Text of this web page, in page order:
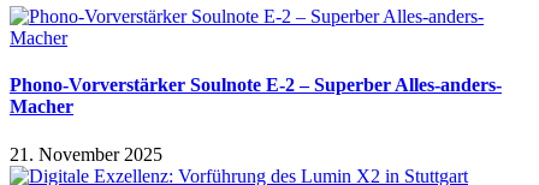
Phono-Vorverstärker Soulnote E-2 – Superber Alles-anders-
Macher
21. November 2025